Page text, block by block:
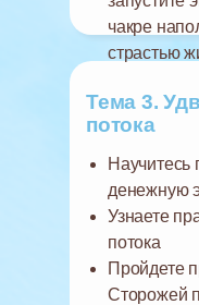
Тема 3.
потока
чакре
страстью
Научитесь
денежную
Узнаете
потока
Пройдете
Сторожей